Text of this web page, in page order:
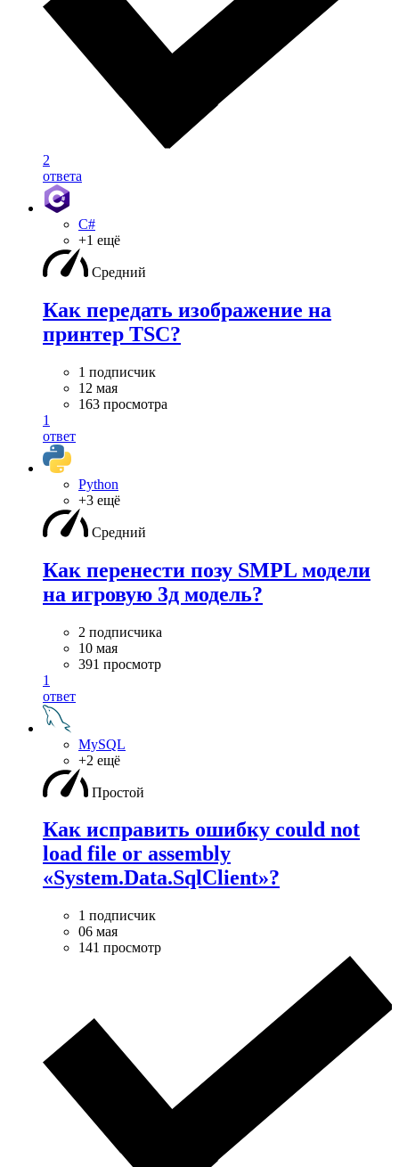
2
ответа
C#
+1 ещё
Средний
Как передать изображение на
принтер TSC?
1 подписчик
12 мая
163 просмотра
1
ответ
Python
+3 ещё
Средний
Как перенести позу SMPL модели
на игровую 3д модель?
2 подписчика
10 мая
391 просмотр
1
ответ
MySQL
+2 ещё
Простой
Как исправить ошибку could not
load file or assembly
«System.Data.SqlClient»?
1 подписчик
06 мая
141 просмотр